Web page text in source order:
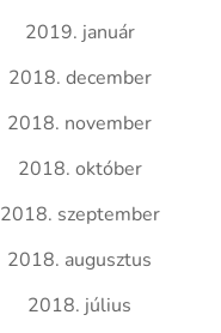
2019. január
2018. december
2018. november
2018. október
2018. szeptember
2018. augusztus
2018. július